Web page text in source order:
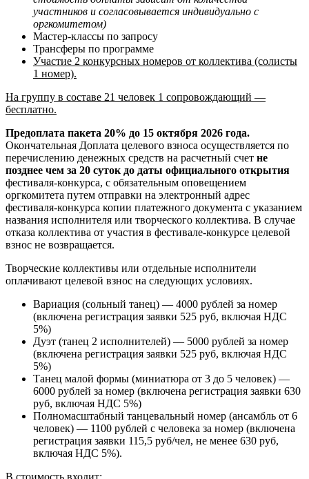
участников и согласовывается индивидуально с
оргкомитетом)
Мастер-классы по запросу
Трансферы по программе
Участие 2 конкурсных номеров от коллектива (солисты
1 номер).
На группу в составе 21 человек 1 сопровождающий —
бесплатно.
Предоплата пакета 20% до 15 октября 2026 года.
Окончательная Доплата целевого взноса осуществляется по
перечислению денежных средств на расчетный счет не
позднее чем за 20 суток до даты официального открытия
фестиваля-конкурса, с обязательным оповещением
оргкомитета путем отправки на электронный адрес
фестиваля-конкурса копии платежного документа с указанием
названия исполнителя или творческого коллектива. В случае
отказа коллектива от участия в фестивале-конкурсе целевой
взнос не возвращается.
Творческие коллективы или отдельные исполнители
оплачивают целевой взнос на следующих условиях.
Вариация (сольный танец) — 4000 рублей за номер
(включена регистрация заявки 525 руб, включая НДС
5%)
Дуэт (танец 2 исполнителей) — 5000 рублей за номер
(включена регистрация заявки 525 руб, включая НДС
5%)
Танец малой формы (миниатюра от 3 до 5 человек) —
6000 рублей за номер (включена регистрация заявки 630
руб, включая НДС 5%)
Полномасштабный танцевальный номер (ансамбль от 6
человек) — 1100 рублей с человека за номер (включена
регистрация заявки 115,5 руб/чел, не менее 630 руб,
включая НДС 5%).
В стоимость входит: